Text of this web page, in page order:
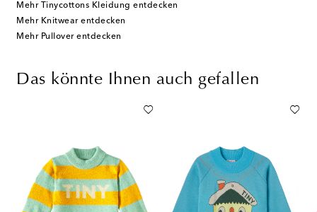
Mehr Tinycottons Kleidung entdecken
Mehr Knitwear entdecken
Mehr Pullover entdecken
Das könnte Ihnen auch gefallen